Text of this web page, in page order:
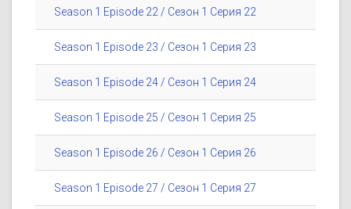
Season 1 Episode 22 / Сезон 1 Серия 22
Season 1 Episode 23 / Сезон 1 Серия 23
Season 1 Episode 24 / Сезон 1 Серия 24
Season 1 Episode 25 / Сезон 1 Серия 25
Season 1 Episode 26 / Сезон 1 Серия 26
Season 1 Episode 27 / Сезон 1 Серия 27